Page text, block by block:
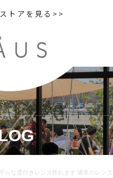
トアを見る>>
らな度付きレンズ作れます 通常のレンズ